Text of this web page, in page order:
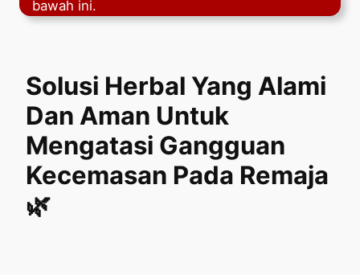
bawah ini.
Solusi Herbal Yang Alami
Dan Aman Untuk
Mengatasi Gangguan
Kecemasan Pada Remaja
🌿